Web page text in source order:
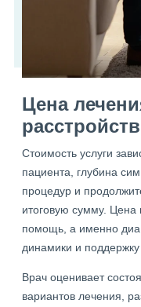
Цена
расстройств
Стоимость услуги
пациента, глубина
процедур и
итоговую сумму. Цена
помощь, а именно
динамики и
Врач оценивает
вариантов лечения,